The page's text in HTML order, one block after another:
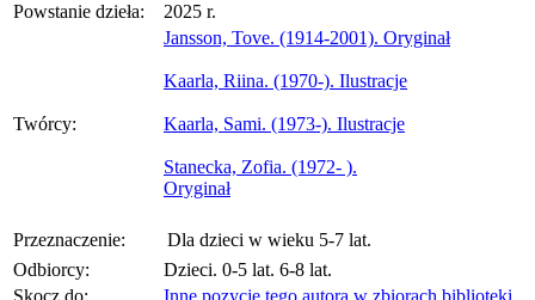
Powstanie dzieła:
2025 r.
Twórcy:
Jansson, Tove. (1914-2001). Oryginał
Kaarla, Riina. (1970-). Ilustracje
Kaarla, Sami. (1973-). Ilustracje
Stanecka, Zofia. (1972- ).
Oryginał
Przeznaczenie:
Dla dzieci w wieku 5-7 lat.
Odbiorcy:
Dzieci. 0-5 lat. 6-8 lat.
Skocz do:
Inne pozycje tego autora w zbiorach biblioteki